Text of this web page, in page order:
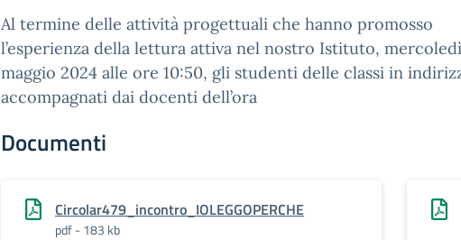
Al termine delle attività progettuali che hanno promosso
l’esperienza della lettura attiva nel nostro Istituto,
maggio 2024 alle ore 10:50, gli studenti delle classi in
accompagnati dai docenti dell’ora
Documenti
Circolar479_incontro_IOLEGGOPERCHE
pdf - 183 kb